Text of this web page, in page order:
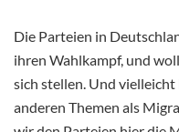
Die Parteien in
ihren Wahlkampf, und
sich stellen. Und vielleicht
anderen Themen als